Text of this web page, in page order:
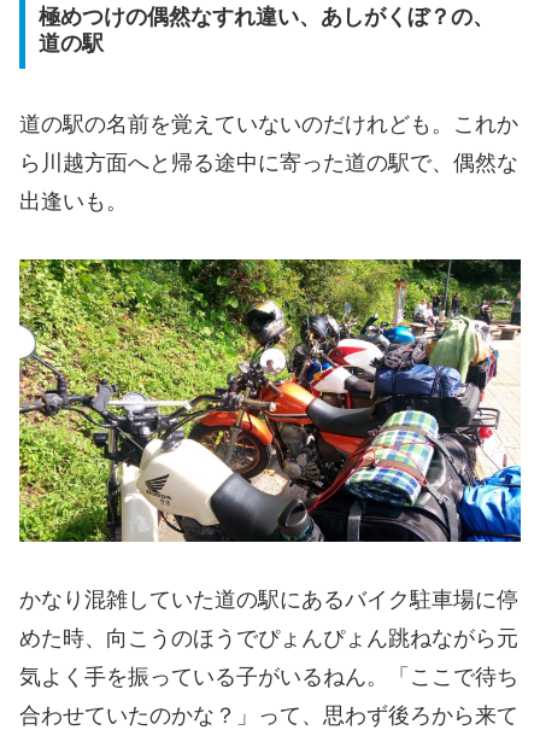
極めつけの偶然なすれ違い、あしがくぼ？の、
道の駅
道の駅の名前を覚えていないのだけれども。これか
ら川越方面へと帰る途中に寄った道の駅で、偶然な
出逢いも。
かなり混雑していた道の駅にあるバイク駐車場に停
めた時、向こうのほうでぴょんぴょん跳ねながら元
気よく手を振っている子がいるねん。「ここで待ち
合わせていたのかな？」って、思わず後ろから来て